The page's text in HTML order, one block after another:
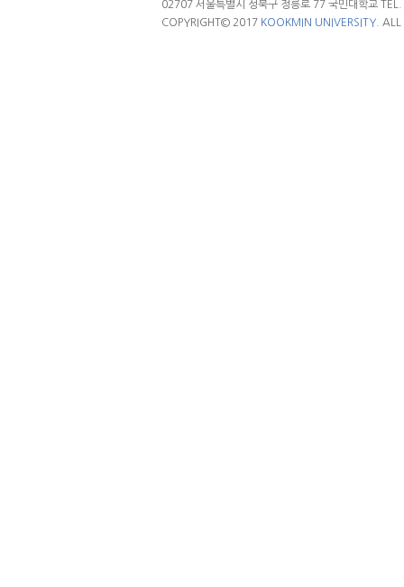
02707 서울특별시 성북구 정릉로 77 국민대학교
COPYRIGHT© 2017 KOOKMIN UNIVERSITY. ALL